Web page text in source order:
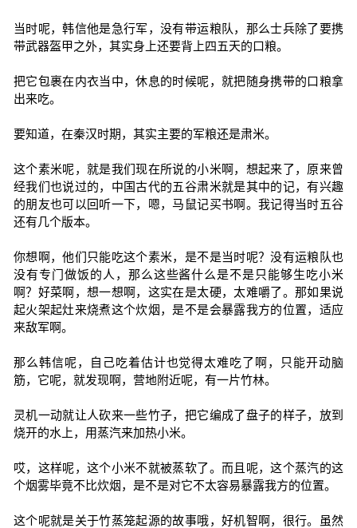
当时呢，韩信他是急行军，没有带运粮队，那么士兵除了要携
带武器盔甲之外，其实身上还要背上四五天的口粮。
把它包裹在内衣当中，休息的时候呢，就把随身携带的口粮拿
出来吃。
要知道，在秦汉时期，其实主要的军粮还是肃米。
这个素米呢，就是我们现在所说的小米啊，想起来了，原来曾
经我们也说过的，中国古代的五谷肃米就是其中的记，有兴趣
的朋友也可以回听一下，嗯，马鼠记买书啊。我记得当时五谷
还有几个版本。
你想啊，他们只能吃这个素米，是不是当时呢？没有运粮队也
没有专门做饭的人，那么这些酱什么是不是只能够生吃小米
啊？好菜啊，想一想啊，这实在是太硬，太难嚼了。那如果说
起火架起灶来烧煮这个炊烟，是不是会暴露我方的位置，适应
来敌军啊。
那么韩信呢，自己吃着估计也觉得太难吃了啊，只能开动脑
筋，它呢，就发现啊，营地附近呢，有一片竹林。
灵机一动就让人砍来一些竹子，把它编成了盘子的样子，放到
烧开的水上，用蒸汽来加热小米。
哎，这样呢，这个小米不就被蒸软了。而且呢，这个蒸汽的这
个烟雾毕竟不比炊烟，是不是对它不太容易暴露我方的位置。
这个呢就是关于竹蒸笼起源的故事哦，好机智啊，很行。虽然